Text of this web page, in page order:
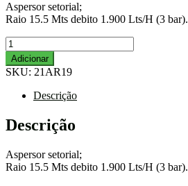
Aspersor setorial;
Raio 15.5 Mts debito 1.900 Lts/H (3 bar).
Quantidade
de
ASPERSOR
SR
SECTORIAL
3/4
Adicionar
SKU: 21AR19
Descrição
Descrição
Aspersor setorial;
Raio 15.5 Mts debito 1.900 Lts/H (3 bar).